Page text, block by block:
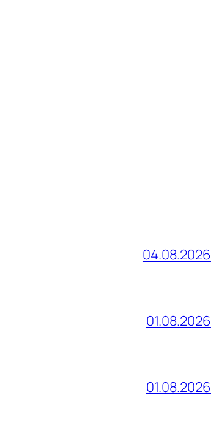
04.08.2026
01.08.2026
01.08.2026